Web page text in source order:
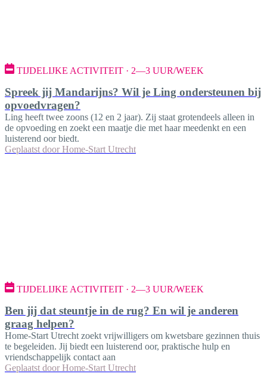
TIJDELIJKE ACTIVITEIT · 2—3 UUR/WEEK
Spreek jij Mandarijns? Wil je Ling ondersteunen bij
opvoedvragen?
Ling heeft twee zoons (12 en 2 jaar). Zij staat grotendeels alleen in
de opvoeding en zoekt een maatje die met haar meedenkt en een
luisterend oor biedt.
Geplaatst door Home-Start Utrecht
TIJDELIJKE ACTIVITEIT · 2—3 UUR/WEEK
Ben jij dat steuntje in de rug? En wil je anderen
graag helpen?
Home-Start Utrecht zoekt vrijwilligers om kwetsbare gezinnen thuis
te begeleiden. Jij biedt een luisterend oor, praktische hulp en
vriendschappelijk contact aan
Geplaatst door Home-Start Utrecht